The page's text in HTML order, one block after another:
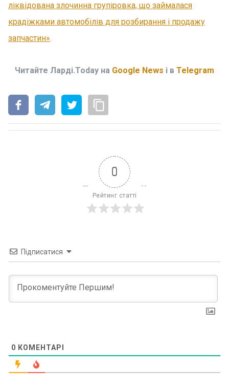
ліквідована злочинна групіровка, що займалася
крадіжками автомобілів для розбирання і продажу
запчастин».
Читайте Ларді.Today на Google News і в Telegram
0
Рейтинг статті
Підписатися
0 КОМЕНТАРІ